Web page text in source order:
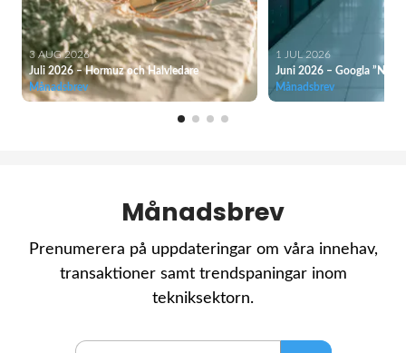
3 AUG 2026
Juli 2026 – Hormuz och Halvledare
Månadsbrev
1 JUL 2026
Juni 2026 – Googla
Månadsbrev
Månadsbrev
Prenumerera på uppdateringar om våra innehav,
transaktioner samt trendspaningar inom
tekniksektorn.